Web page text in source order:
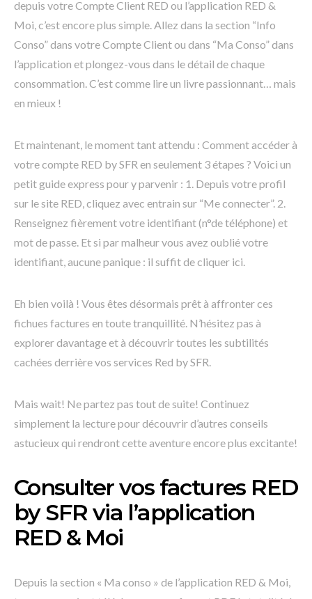
depuis votre Compte Client RED ou l’application RED &
Moi, c’est encore plus simple. Allez dans la section “Info
Conso” dans votre Compte Client ou dans “Ma Conso” dans
l’application et plongez-vous dans le détail de chaque
consommation. C’est comme lire un livre passionnant… mais
en mieux !
Et maintenant, le moment tant attendu : Comment accéder à
votre compte RED by SFR en seulement 3 étapes ? Voici un
petit guide express pour y parvenir : 1. Depuis votre profil
sur le site RED, cliquez avec entrain sur “Me connecter”. 2.
Renseignez fièrement votre identifiant (n°de téléphone) et
mot de passe. Et si par malheur vous avez oublié votre
identifiant, aucune panique : il suffit de cliquer ici.
Eh bien voilà ! Vous êtes désormais prêt à affronter ces
fichues factures en toute tranquillité. N’hésitez pas à
explorer davantage et à découvrir toutes les subtilités
cachées derrière vos services Red by SFR.
Mais wait! Ne partez pas tout de suite! Continuez
simplement la lecture pour découvrir d’autres conseils
astucieux qui rendront cette aventure encore plus excitante!
Consulter vos factures RED
by SFR via l’application
RED & Moi
Depuis la section « Ma conso » de l’application RED & Moi,